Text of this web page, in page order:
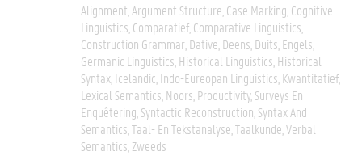
Alignment Argument Structure Case Marking Cognitive
Linguistics Comparatief Comparative Linguistics
Construction Grammar Dative Deens Duits Engels
Germanic Linguistics Historical Linguistics Historical
Syntax Icelandic Indo-Eureopan Linguistics Kwantitatief
Lexical Semantics Noors Productivity Surveys En
Enquêtering Syntactic Reconstruction Syntax And
Semantics Taal- En Tekstanalyse Taalkunde Verbal
Semantics Zweeds